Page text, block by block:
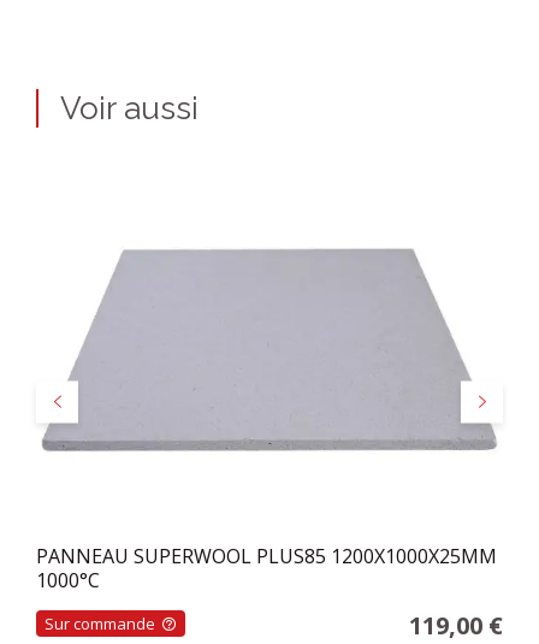
Voir aussi
Précédent Suivant
PANNEAU SUPERWOOL PLUS85 1200X1000X25MM
1000°C
Sur commande 119,00 €